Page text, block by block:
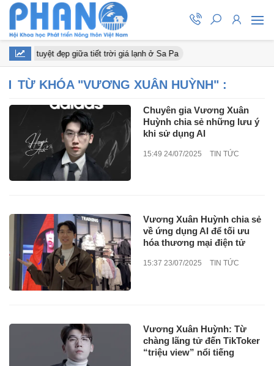
đào nở tuyệt đẹp giữa tiết trời giá lạnh ở Sa Pa
TỪ KHÓA "VƯƠNG XUÂN HUỲNH" :
Chuyên gia Vương Xuân
Huỳnh chia sẻ những lưu ý
khi sử dụng AI
15:49 24/07/2025 TIN TỨC
Vương Xuân Huỳnh chia sẻ
về ứng dụng AI để tối ưu
hóa thương mại điện tử
15:37 23/07/2025 TIN TỨC
Vương Xuân Huỳnh: Từ
chàng lãng tử đến TikToker
“triệu view” nổi tiếng